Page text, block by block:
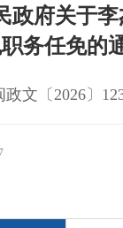
政府关于
务任免的
政文〔2026〕